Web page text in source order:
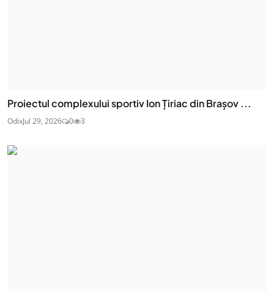
Proiectul complexului sportiv Ion Țiriac din Brașov ...
OdixJul 29, 2026 0 3